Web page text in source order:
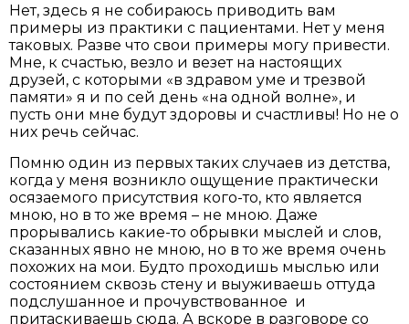
Нет, здесь я не собираюсь приводить вам
примеры из практики с пациентами. Нет у меня
таковых. Разве что свои примеры могу привести.
Мне, к счастью, везло и везет на настоящих
друзей, с которыми «в здравом уме и трезвой
памяти» я и по сей день «на одной волне», и
пусть они мне будут здоровы и счастливы! Но не о
них речь сейчас.
Помню один из первых таких случаев из детства,
когда у меня возникло ощущение практически
осязаемого присутствия кого-то, кто является
мною, но в то же время – не мною. Даже
прорывались какие-то обрывки мыслей и слов,
сказанных явно не мною, но в то же время очень
похожих на мои. Будто проходишь мыслью или
состоянием сквозь стену и выуживаешь оттуда
подслушанное и прочувствованное и
притаскиваешь сюда. А вскоре в разговоре со